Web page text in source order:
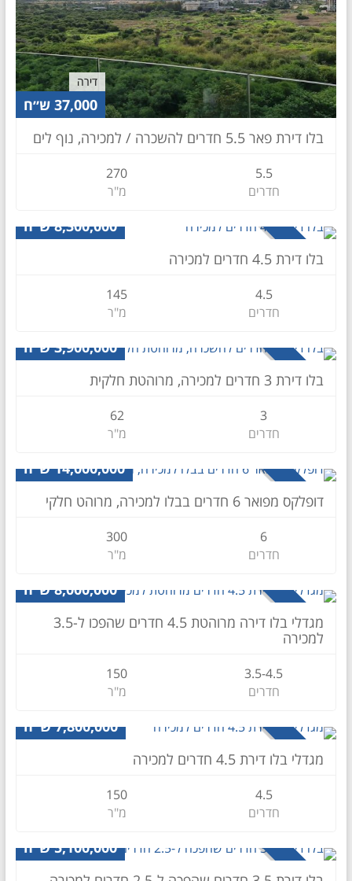
דירה
37,000 ש״ח
בלו דירת פאר 5.5 חדרים להשכרה / למכירה, נוף לים
5.5
חדרים
270
מ"ר
למכירה
8,300,000 ש״ח
בלו דירת 4.5 חדרים למכירה
4.5
חדרים
145
מ"ר
למכירה
3,900,000 ש״ח
בלו דירת 3 חדרים למכירה, מרוהטת חלקית
3
חדרים
62
מ"ר
למכירה
14,000,000 ש״ח
דופלקס מפואר 6 חדרים בבלו‎ למכירה, מרוהט חלקי
6
חדרים
300
מ"ר
למכירה
8,000,000 ש״ח
מגדלי בלו דירה מרוהטת 4.5 חדרים שהפכו ל-3.5
למכירה
3.5-4.5
חדרים
150
מ"ר
למכירה
7,800,000 ש"ח
מגדלי בלו דירת 4.5 חדרים למכירה
4.5
חדרים
150
מ"ר
למכירה
5,100,000 ש״ח